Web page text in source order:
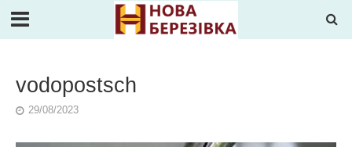
vodopostsch
29/08/2023